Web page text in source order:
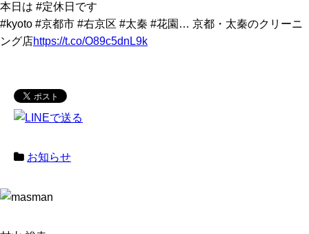
本日は #定休日です
#kyoto #京都市 #右京区 #太秦 #花園… 京都・太秦のクリーニ
ング店https://t.co/O89c5dnL9k
お知らせ